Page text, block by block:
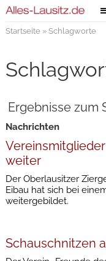
Verlag
Kontakt
Startseite» Schlagworte
Ergebnisse zum
Nachrichten
weiter
Der Oberlausitzer
Eibau hat sich bei
weitergebildet.
Schauschnitzen